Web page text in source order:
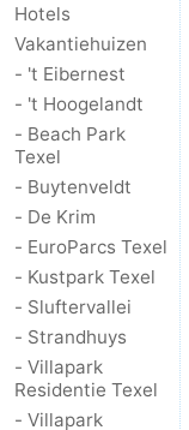
Hotels
Vakantiehuizen
- 't Eibernest
- 't Hoogelandt
- Beach Park
Texel
- Buytenveldt
- De Krim
- EuroParcs Texel
- Kustpark Texel
- Sluftervallei
- Strandhuys
- Villapark
Residentie Texel
- Villapark